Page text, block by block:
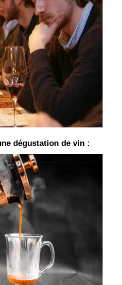
dégustation de vin :